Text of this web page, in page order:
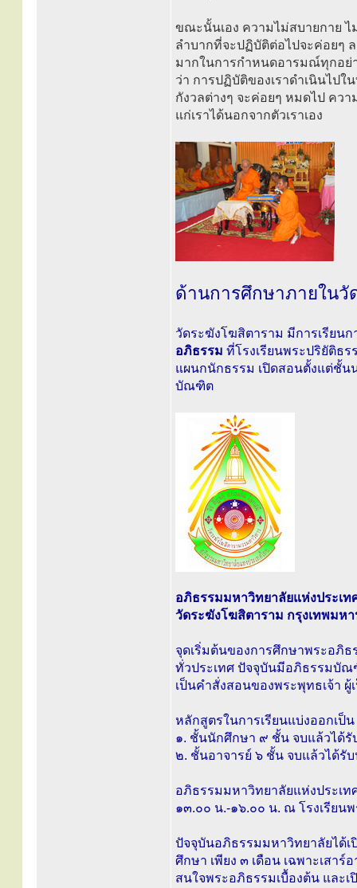
ขณะนั้นเอง ความไม่สบายกาย
ลำบากที่จะปฏิบัติต่อไปจะค่อยๆ
มากในการกำหนดอารมณ์ทุกอย่
ว่า การปฏิบัติของเราดำเนินไป
กังวลต่างๆ จะค่อยๆ หมดไป คว
แก่เราได้นอกจากตัวเราเอง
ด้านการศึกษาภายในวั
วัดระฆังโฆสิตาราม มีการเรียน
อภิธรรม ที่โรงเรียนพระปริยัติธ
แผนกนักธรรม เปิดสอนตั้งแต่ชั้
บัณฑิต
อภิธรรมมหาวิทยาลัยแห่งประเท
วัดระฆังโฆสิตาราม กรุงเทพมห
จุดเริ่มต้นของการศึกษาพระอภิ
ทั่วประเทศ ปัจจุบันมีอภิธรรมบัณ
เป็นคำสั่งสอนของพระพุทธเจ้า
หลักสูตรในการเรียนแบ่งออกเป็
๑. ชั้นนักศึกษา ๙ ชั้น จบแล้วได้
๒. ชั้นอาจารย์ ๖ ชั้น จบแล้วได้
อภิธรรมมหาวิทยาลัยแห่งประเท
๑๓.๐๐ น.-๑๖.๐๐ น. ณ โรงเรียน
ปัจจุบันอภิธรรมมหาวิทยาลัยได้เ
ศึกษา เพียง ๓ เดือน เฉพาะเสา
สนใจพระอภิธรรมเบื้องต้น และเ